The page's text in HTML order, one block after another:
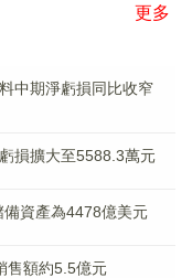
更多
中期淨虧損同比收窄
損擴大至5588.3萬元
資產為4478億美元
售額約5.5億元